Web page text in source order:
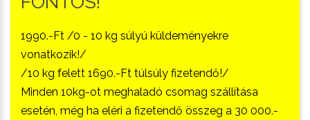
1990.-Ft /0 - 10 kg súlyú küldeményekre
vonatkozik!/
/10 kg felett 1690.-Ft túlsúly fizetendő!/
Minden 10kg-ot meghaladó csomag szállítása
esetén, még ha eléri a fizetendő összeg a 30 000.-